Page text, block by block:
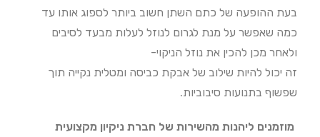
בעת ההופעה של כתם השתן חשוב ביותר לספוג אותו עד
כמה שאפשר על מנת לגרום לנוזל לעלות מבעד לסיבים
ולאחר מכן להכין את נוזל הניקוי-
זה יכול להיות שילוב של אבקת כביסה ומטלית נקייה תוך
שפשוף בתנועות סיבוביות.
מוזמנים ליהנות מהשירות של חברת ניקיון מקצועית